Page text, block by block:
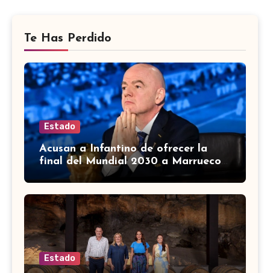
Te Has Perdido
Estado
Acusan a Infantino de ofrecer la
final del Mundial 2030 a Marruecos
a cambio de apoyo
Estado